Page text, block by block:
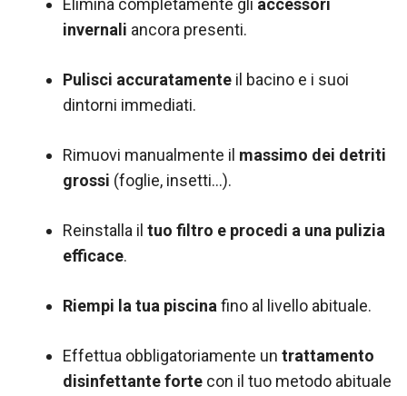
Elimina completamente gli accessori
invernali ancora presenti.
Pulisci accuratamente il bacino e i suoi
dintorni immediati.
Rimuovi manualmente il massimo dei detriti
grossi (foglie, insetti…).
Reinstalla il tuo filtro e procedi a una pulizia
efficace.
Riempi la tua piscina fino al livello abituale.
Effettua obbligatoriamente un trattamento
disinfettante forte con il tuo metodo abituale